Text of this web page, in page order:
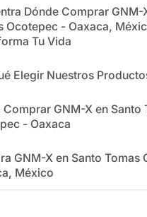
Dónde Comprar GNM-
Ocotepec - Oaxaca,
Tu Vida
Elegir Nuestros
GNM-X en Santo
- Oaxaca
GNM-X en Santo Tomas
México